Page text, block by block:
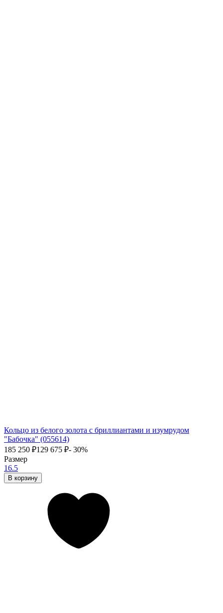
Кольцо из белого золота с бриллиантами и изумрудом
"Бабочка" (055614)
185 250 ₽129 675 ₽- 30%
Размер
16.5
В корзину